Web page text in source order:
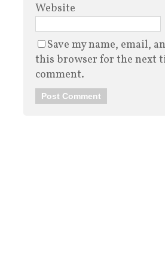
Website
Save my name, email,
this browser for the next
comment.